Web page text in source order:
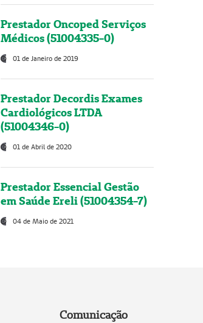
Prestador Oncoped Serviços
Médicos (51004335-0)
01 de Janeiro de 2019
Prestador Decordis Exames
Cardiológicos LTDA
(51004346-0)
01 de Abril de 2020
Prestador Essencial Gestão
em Saúde Ereli (51004354-7)
04 de Maio de 2021
Comunicação